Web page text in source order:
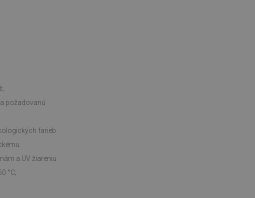
požadovanú
farieb
a UV žiareniu
°C;